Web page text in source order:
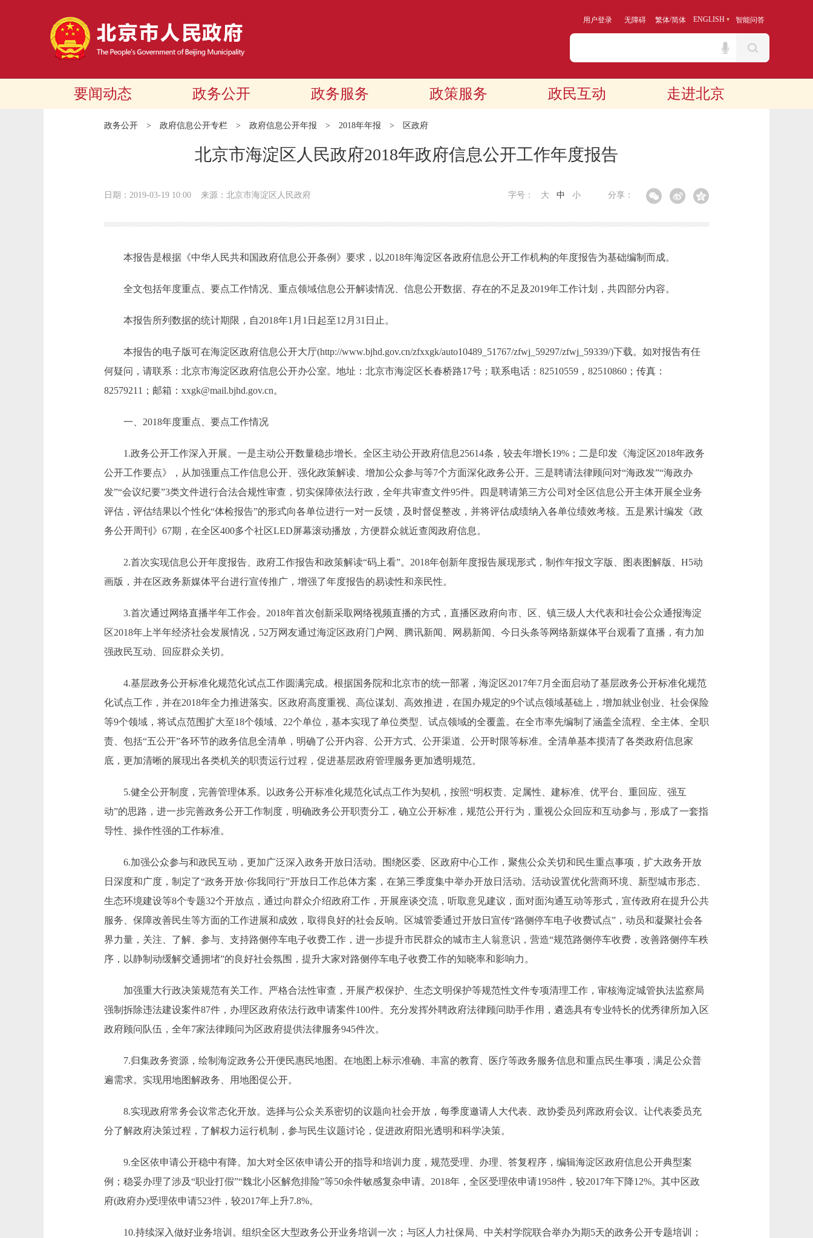
用户登录 无障碍 繁体/简体 ENGLISH 智能问答
要闻动态 政务公开 政务服务 政策服务 政民互动 走进北京
政务公开 > 政府信息公开专栏 > 政府信息公开年报 > 2018年年报 > 区政府
北京市海淀区人民政府2018年政府信息公开工作年度报告
日期：2019-03-19 10:00 来源：北京市海淀区人民政府 分享：
字号： 大 中 小
本报告是根据《中华人民共和国政府信息公开条例》要求，以2018年海淀区各政府信息公开工作机构的年度报告为基础编制而成。
全文包括年度重点、要点工作情况、重点领域信息公开解读情况、信息公开数据、存在的不足及2019年工作计划，共四部分内容。
本报告所列数据的统计期限，自2018年1月1日起至12月31日止。
本报告的电子版可在海淀区政府信息公开大厅(http://www.bjhd.gov.cn/zfxxgk/auto10489_51767/zfwj_59297/zfwj_59339/)下载。如对报告有任
何疑问，请联系：北京市海淀区政府信息公开办公室。地址：北京市海淀区长春桥路17号；联系电话：82510559，82510860；传真：
82579211；邮箱：xxgk@mail.bjhd.gov.cn。
一、2018年度重点、要点工作情况
1.政务公开工作深入开展。一是主动公开数量稳步增长。全区主动公开政府信息25614条，较去年增长19%；二是印发《海淀区2018年政务
公开工作要点》，从加强重点工作信息公开、强化政策解读、增加公众参与等7个方面深化政务公开。三是聘请法律顾问对“海政发”“海政办
发”“会议纪要”3类文件进行合法合规性审查，切实保障依法行政，全年共审查文件95件。四是聘请第三方公司对全区信息公开主体开展全业务
评估，评估结果以个性化“体检报告”的形式向各单位进行一对一反馈，及时督促整改，并将评估成绩纳入各单位绩效考核。五是累计编发《政
务公开周刊》67期，在全区400多个社区LED屏幕滚动播放，方便群众就近查阅政府信息。
2.首次实现信息公开年度报告、政府工作报告和政策解读“码上看”。2018年创新年度报告展现形式，制作年报文字版、图表图解版、H5动
画版，并在区政务新媒体平台进行宣传推广，增强了年度报告的易读性和亲民性。
3.首次通过网络直播半年工作会。2018年首次创新采取网络视频直播的方式，直播区政府向市、区、镇三级人大代表和社会公众通报海淀
区2018年上半年经济社会发展情况，52万网友通过海淀区政府门户网、腾讯新闻、网易新闻、今日头条等网络新媒体平台观看了直播，有力加
强政民互动、回应群众关切。
4.基层政务公开标准化规范化试点工作圆满完成。根据国务院和北京市的统一部署，海淀区2017年7月全面启动了基层政务公开标准化规范
化试点工作，并在2018年全力推进落实。区政府高度重视、高位谋划、高效推进，在国办规定的9个试点领域基础上，增加就业创业、社会保险
等9个领域，将试点范围扩大至18个领域、22个单位，基本实现了单位类型、试点领域的全覆盖。在全市率先编制了涵盖全流程、全主体、全职
责、包括“五公开”各环节的政务信息全清单，明确了公开内容、公开方式、公开渠道、公开时限等标准。全清单基本摸清了各类政府信息家
底，更加清晰的展现出各类机关的职责运行过程，促进基层政府管理服务更加透明规范。
5.健全公开制度，完善管理体系。以政务公开标准化规范化试点工作为契机，按照“明权责、定属性、建标准、优平台、重回应、强互
动”的思路，进一步完善政务公开工作制度，明确政务公开职责分工，确立公开标准，规范公开行为，重视公众回应和互动参与，形成了一套指
导性、操作性强的工作标准。
6.加强公众参与和政民互动，更加广泛深入政务开放日活动。围绕区委、区政府中心工作，聚焦公众关切和民生重点事项，扩大政务开放
日深度和广度，制定了“政务开放·你我同行”开放日工作总体方案，在第三季度集中举办开放日活动。活动设置优化营商环境、新型城市形态、
生态环境建设等8个专题32个开放点，通过向群众介绍政府工作，开展座谈交流，听取意见建议，面对面沟通互动等形式，宣传政府在提升公共
服务、保障改善民生等方面的工作进展和成效，取得良好的社会反响。区城管委通过开放日宣传“路侧停车电子收费试点”，动员和凝聚社会各
界力量，关注、了解、参与、支持路侧停车电子收费工作，进一步提升市民群众的城市主人翁意识，营造“规范路侧停车收费，改善路侧停车秩
序，以静制动缓解交通拥堵”的良好社会氛围，提升大家对路侧停车电子收费工作的知晓率和影响力。
加强重大行政决策规范有关工作。严格合法性审查，开展产权保护、生态文明保护等规范性文件专项清理工作，审核海淀城管执法监察局
强制拆除违法建设案件87件，办理区政府依法行政申请案件100件。充分发挥外聘政府法律顾问助手作用，遴选具有专业特长的优秀律所加入区
政府顾问队伍，全年7家法律顾问为区政府提供法律服务945件次。
7.归集政务资源，绘制海淀政务公开便民惠民地图。在地图上标示准确、丰富的教育、医疗等政务服务信息和重点民生事项，满足公众普
遍需求。实现用地图解政务、用地图促公开。
8.实现政府常务会议常态化开放。选择与公众关系密切的议题向社会开放，每季度邀请人大代表、政协委员列席政府会议。让代表委员充
分了解政府决策过程，了解权力运行机制，参与民生议题讨论，促进政府阳光透明和科学决策。
9.全区依申请公开稳中有降。加大对全区依申请公开的指导和培训力度，规范受理、办理、答复程序，编辑海淀区政府信息公开典型案
例；稳妥办理了涉及“职业打假”“魏北小区解危排险”等50余件敏感复杂申请。2018年，全区受理依申请1958件，较2017年下降12%。其中区政
府(政府办)受理依申请523件，较2017年上升7.8%。
10.持续深入做好业务培训。组织全区大型政务公开业务培训一次；与区人力社保局、中关村学院联合举办为期5天的政务公开专题培训；